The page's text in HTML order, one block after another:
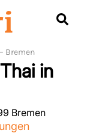
Bremen
in
Bremen